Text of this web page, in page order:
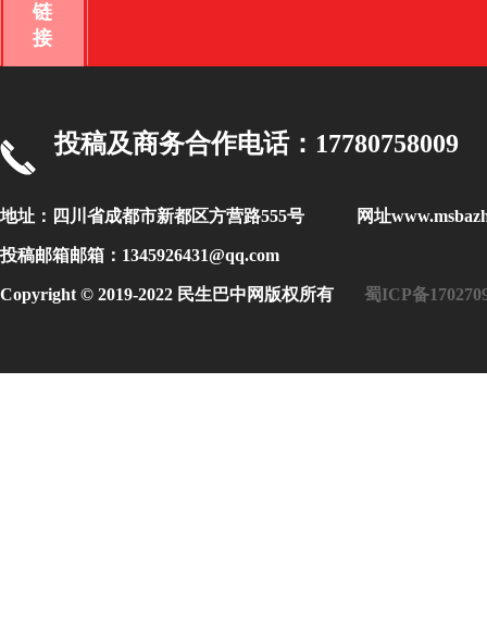
链
接
投稿及商务合作电话：17780758009
地址：四川省成都市新都区方营路555号 网址
投稿邮箱邮箱：1345926431@qq.com
Copyright © 2019-2022 民生巴中网版权所有 蜀ICP备